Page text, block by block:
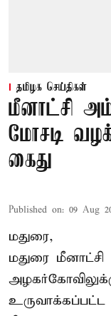
தமிழக செய்திகள்
மீனாட்சி
மோசடி
கைது
Published on: 09 Aug
மதுரை,
மதுரை மீனாட்சி
உருவாக்கப்பட்ட